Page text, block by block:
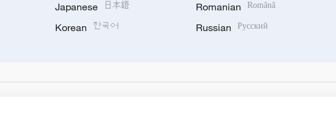
Japanese 日本語
Korean 한국어
Romanian Română
Russian Русский